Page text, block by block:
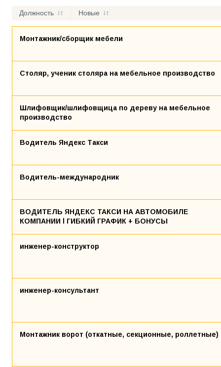
Должность Новые
Монтажник/сборщик мебели
Столяр, ученик столяра на мебельное производство
Шлифовщик/шлифовщица по дереву на мебельное
производство
Водитель Яндекс Такси
Водитель-международник
ВОДИТЕЛЬ ЯНДЕКС ТАКСИ НА АВТОМОБИЛЕ
КОМПАНИИ l ГИБКИЙ ГРАФИК + БОНУСЫ
инженер-конструктор
инженер-консультант
Монтажник ворот (откатные, секционные, роллетные)